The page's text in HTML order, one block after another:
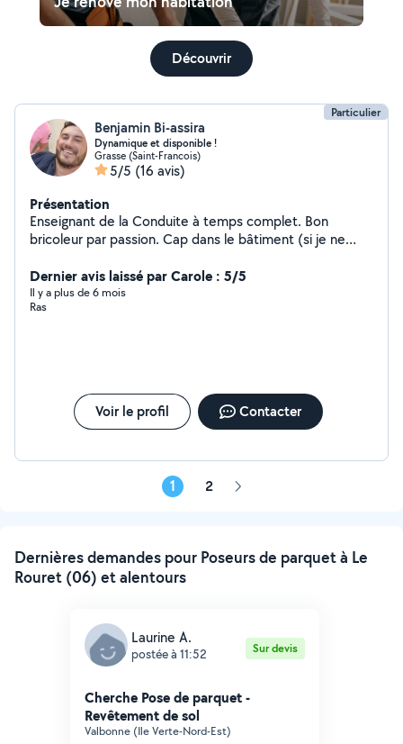
Découvrir
Particulier
Benjamin Bi-assira
Dynamique et disponible !
Grasse (Saint-Francois)
5/5 (16 avis)
Présentation
Enseignant de la Conduite à temps complet. Bon
bricoleur par passion. Cap dans le bâtiment (si je ne
d'abonnement désolé)
Dernier avis laissé par Carole : 5/5
Il y a plus de 6 mois
Ras
Voir le profil Contacter
1 2 Page
Dernières demandes pour Poseurs de parquet à Le
Rouret (06) et alentours
Laurine A.
postée à 11:52 Sur devis
Cherche Pose de parquet -
Revêtement de sol
Valbonne (Ile Verte-Nord-Est)